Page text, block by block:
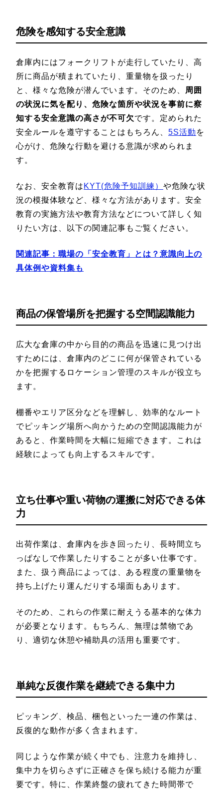
危険を感知する安全意識
倉庫内にはフォークリフトが走行していたり、高
所に商品が積まれていたり、重量物を扱ったり
と、様々な危険が潜んでいます。そのため、
周囲
の状況に気を配り、危険な箇所や状況を事前に察
知する安全意識の高さが不可欠です。定められた
安全ルールを遵守することはもちろん、 5S活動 を
心がけ、危険な行動を避ける意識が求められま
す。
なお、安全教育は KYT(危険予知訓練） や危険な状
況の模擬体験など、様々な方法があります。安全
教育の実施方法や教育方法などについて詳しく知
りたい方は、以下の関連記事もご覧ください。
関連記事： 職場の「安全教育」とは？意識向上の
具体例や資料集も
商品の保管場所を把握する空間認識能力
広大な倉庫の中から目的の商品を迅速に見つけ出
すためには、倉庫内のどこに何が保管されている
かを把握するロケーション管理のスキルが役立ち
ます。
棚番やエリア区分などを理解し、効率的なルート
でピッキング場所へ向かうための空間認識能力が
あると、作業時間を大幅に短縮できます。これは
経験によっても向上するスキルです。
立ち仕事や重い荷物の運搬に対応できる体
力
出荷作業は、倉庫内を歩き回ったり、長時間立ち
っぱなしで作業したりすることが多い仕事です。
また、扱う商品によっては、ある程度の重量物を
持ち上げたり運んだりする場面もあります。
そのため、これらの作業に耐えうる基本的な体力
が必要となります。もちろん、無理は禁物であ
り、適切な休憩や補助具の活用も重要です。
単純な反復作業を継続できる集中力
ピッキング、検品、梱包といった一連の作業は、
反復的な動作が多く含まれます。
同じような作業が続く中でも、注意力を維持し、
集中力を切らさずに正確さを保ち続ける能力が重
要です。特に、作業終盤の疲れてきた時間帯で